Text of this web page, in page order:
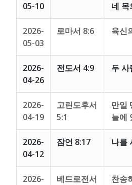
05-10
네
2026-
05-03
로마서 8:6 육신
2026-
04-26
전도서 4:9 두
2026-
04-19
고린도후서
5:1
만일
늘에
2026-
04-12
잠언 8:17 나를
2026-
베드로전서
찬송